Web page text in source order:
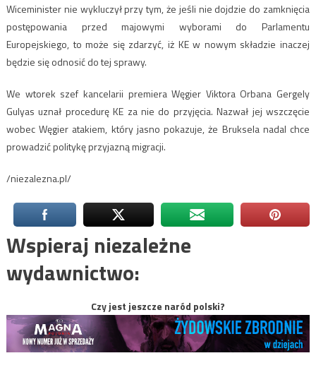
Wiceminister nie wykluczył przy tym, że jeśli nie dojdzie do zamknięcia
postępowania przed majowymi wyborami do Parlamentu
Europejskiego, to może się zdarzyć, iż KE w nowym składzie inaczej
będzie się odnosić do tej sprawy.
We wtorek szef kancelarii premiera Węgier Viktora Orbana Gergely
Gulyas uznał procedurę KE za nie do przyjęcia. Nazwał jej wszczęcie
wobec Węgier atakiem, który jasno pokazuje, że Bruksela nadal chce
prowadzić politykę przyjazną migracji.
/niezalezna.pl/
Wspieraj niezależne
wydawnictwo:
Czy jest jeszcze naród polski?